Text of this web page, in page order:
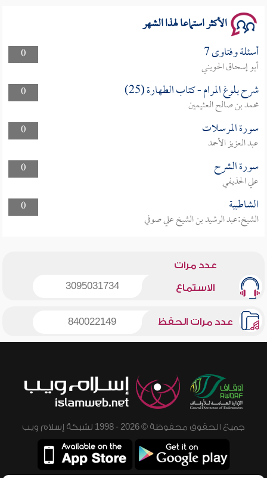
الأكثر استماعا لهذا الشهر
0 أسئلة وفتاوى 7
أبو إسحاق الحويني
0
شرح بلوغ المرام - كتاب الطهارة (25)
محمد بن صالح العثيمين
0
سورة المرسلات
عبد العزيز الأحمد
0
سورة الشرح
علي الحذيفي
0
الشاطبية
الشيخ:عبد الرشيد بن الشيخ علي صوفي
عدد مرات
الاستماع 3095031734
عدد مرات الحفظ 840022149
جميع الحقوق محفوظة © 2026 - 1998 لشبكة إسلام ويب